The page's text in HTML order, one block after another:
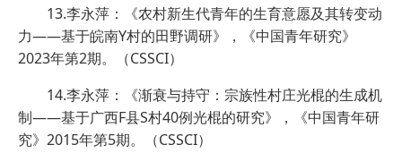
13.李永萍：《农村新生代青年的生育意愿及其转变动
力——基于皖南Y村的田野调研》，《中国青年研究》
2023年第2期。（CSSCI）
14.李永萍：《渐衰与持守：宗族性村庄光棍的生成机
制——基于广西F县S村40例光棍的研究》，《中国青年研
究》2015年第5期。（CSSCI）